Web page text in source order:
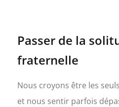
Passer de la
fraternelle
Nous croyons être les
et nous sentir parfois